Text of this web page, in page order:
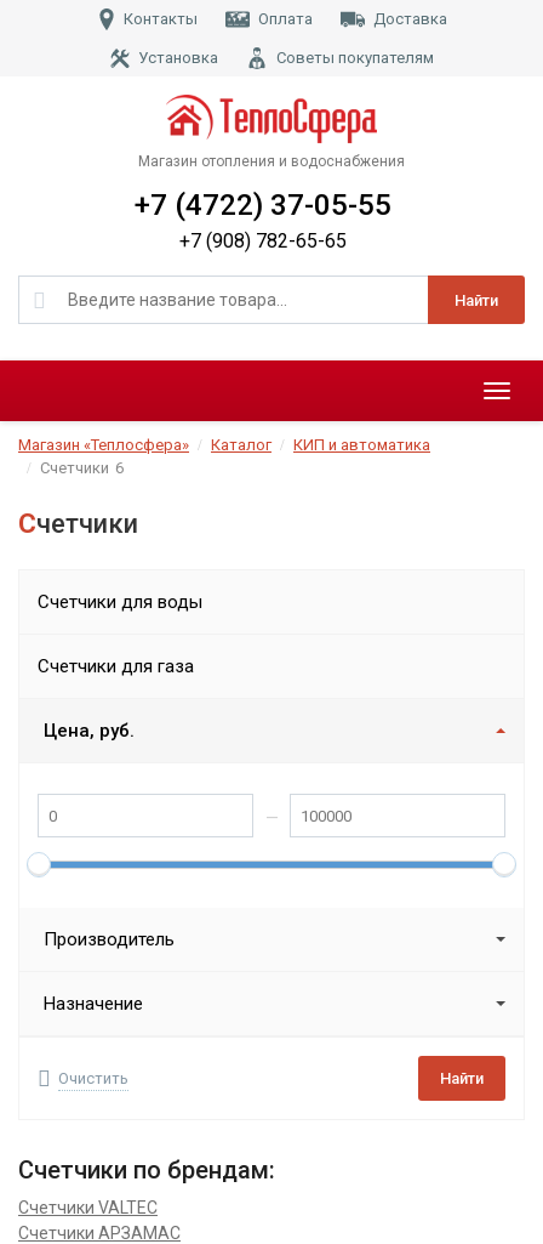
Контакты Оплата Доставка
Установка Советы покупателям
Магазин отопления и водоснабжения
Найти
+7 (4722) 37-05-55
+7 (908) 782-65-65
Меню
Магазин «Теплосфера» Каталог
КИП и автоматика
Счетчики 6
Счетчики
Счетчики для воды
Счетчики для газа
Цена, руб.
Производитель
Назначение
Очистить Найти
Счетчики по брендам:
Счетчики VALTEC
Счетчики АРЗАМАС